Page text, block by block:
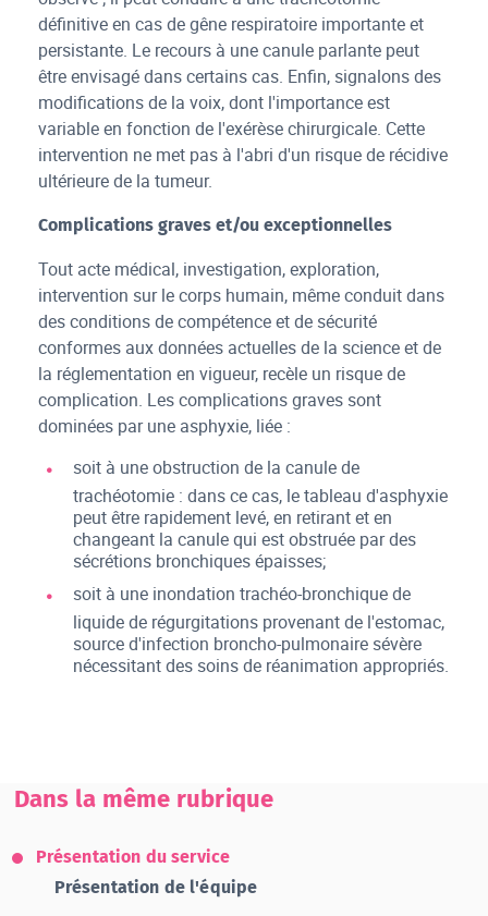
définitive en cas de gêne respiratoire importante et
persistante. Le recours à une canule parlante peut
être envisagé dans certains cas. Enfin, signalons des
modifications de la voix, dont l'importance est
variable en fonction de l'exérèse chirurgicale. Cette
intervention ne met pas à l'abri d'un risque de récidive
ultérieure de la tumeur.
Complications graves et/ou exceptionnelles
Tout acte médical, investigation, exploration,
intervention sur le corps humain, même conduit dans
des conditions de compétence et de sécurité
conformes aux données actuelles de la science et de
la réglementation en vigueur, recèle un risque de
complication. Les complications graves sont
dominées par une asphyxie, liée :
soit à une obstruction de la canule de
trachéotomie : dans ce cas, le tableau d'asphyxie
peut être rapidement levé, en retirant et en
changeant la canule qui est obstruée par des
sécrétions bronchiques épaisses;
soit à une inondation trachéo-bronchique de
liquide de régurgitations provenant de l'estomac,
source d'infection broncho-pulmonaire sévère
nécessitant des soins de réanimation appropriés.
Dans la même rubrique
Présentation du service
Présentation de l'équipe